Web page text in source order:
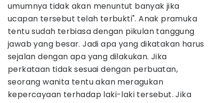
umumnya tidak akan menuntut banyak jika
ucapan tersebut telah terbukti". Anak pramuka
tentu sudah terbiasa dengan pikulan tanggung
jawab yang besar. Jadi apa yang dikatakan harus
sejalan dengan apa yang dilakukan. Jika
perkataan tidak sesuai dengan perbuatan,
seorang wanita tentu akan meragukan
kepercayaan terhadap laki-laki tersebut. Jika